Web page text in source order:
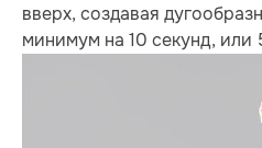
вверх, создавая
минимум на 10 секунд, или